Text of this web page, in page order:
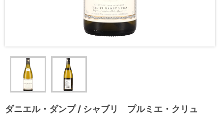
ダニエル・ダンプ / シャブリ プルミエ・クリュ